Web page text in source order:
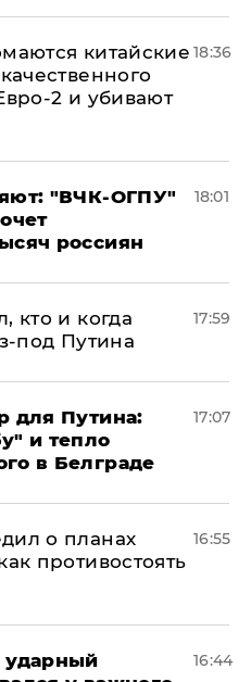
китайские
2 и убивают
18:36
"ВЧК-ОГПУ"
россиян
18:01
кто и когда
под Путина
17:59
для Путина:
и тепло
в Белграде
17:07
о планах
противостоять
16:55
ударный
16:44